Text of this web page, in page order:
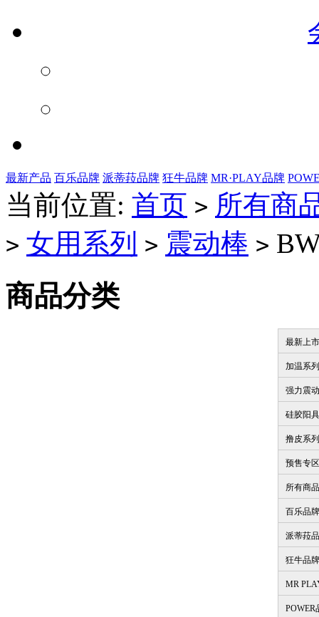
最新产品 百乐品牌 派蒂菈品牌 狂牛品牌 MR·PLAY品牌
当前位置: 首页 > 所有商
> 女用系列 > 震动棒 >
商品分类
最新上市
加温系列
强力震动
硅胶阳具
撸皮系列
预售专区
所有商品
百乐品牌
派蒂菈
狂牛品牌
MR
POWER